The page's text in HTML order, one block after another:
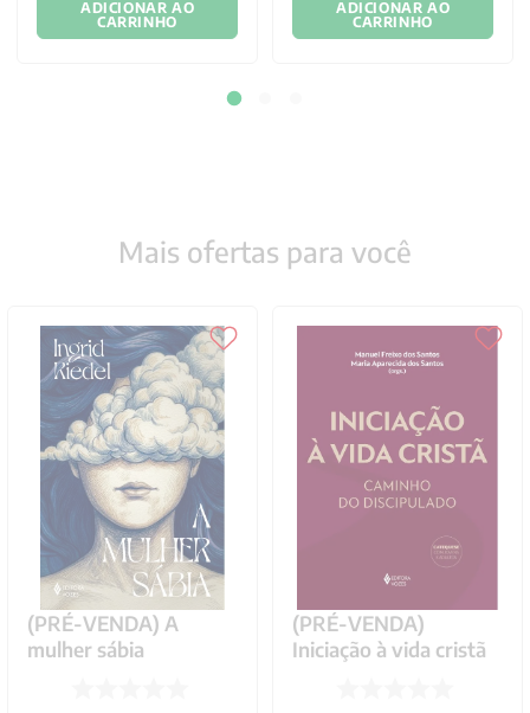
ADICIONAR AO
CARRINHO
ADICIONAR AO
CARRINHO
Mais ofertas para você
(PRÉ-VENDA) A
mulher sábia
(PRÉ-VENDA)
Iniciação à vida cristã